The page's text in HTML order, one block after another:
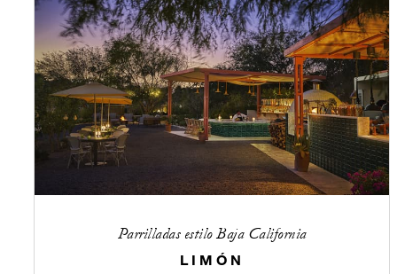
Parrilladas estilo Baja California
LIMÓN